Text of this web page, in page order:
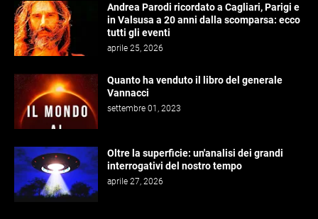
Andrea Parodi ricordato a Cagliari, Parigi e
in Valsusa a 20 anni dalla scomparsa: ecco
tutti gli eventi
aprile 25, 2026
Quanto ha venduto il libro del generale
Vannacci
settembre 01, 2023
Oltre la superficie: un'analisi dei grandi
interrogativi del nostro tempo
aprile 27, 2026